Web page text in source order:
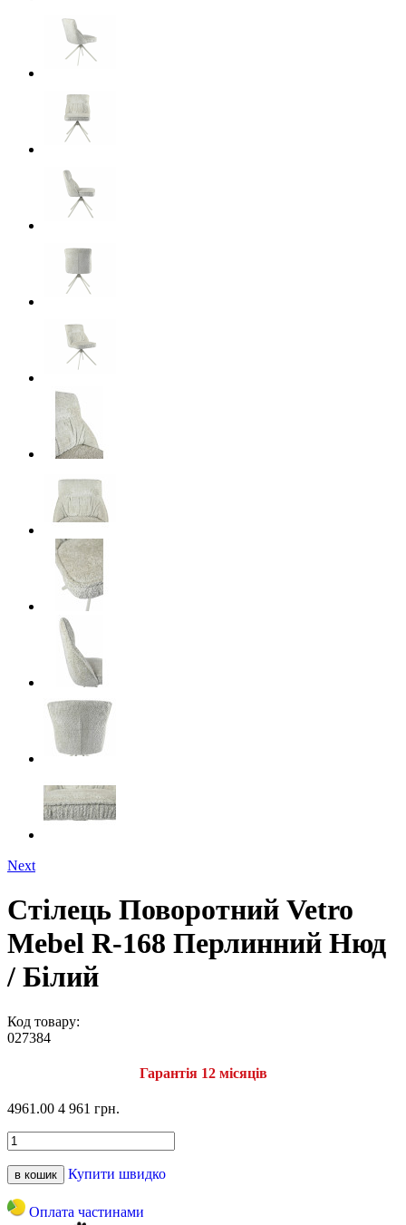
Next
Стілець Поворотний Vetro
Mebel R-168 Перлинний Нюд
/ Білий
Код товару:
027384
Гарантія 12 місяців
4961.00 4 961 грн.
в кошик Купити швидко
Оплата частинами